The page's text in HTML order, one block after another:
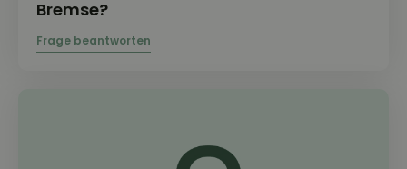
Bremse?